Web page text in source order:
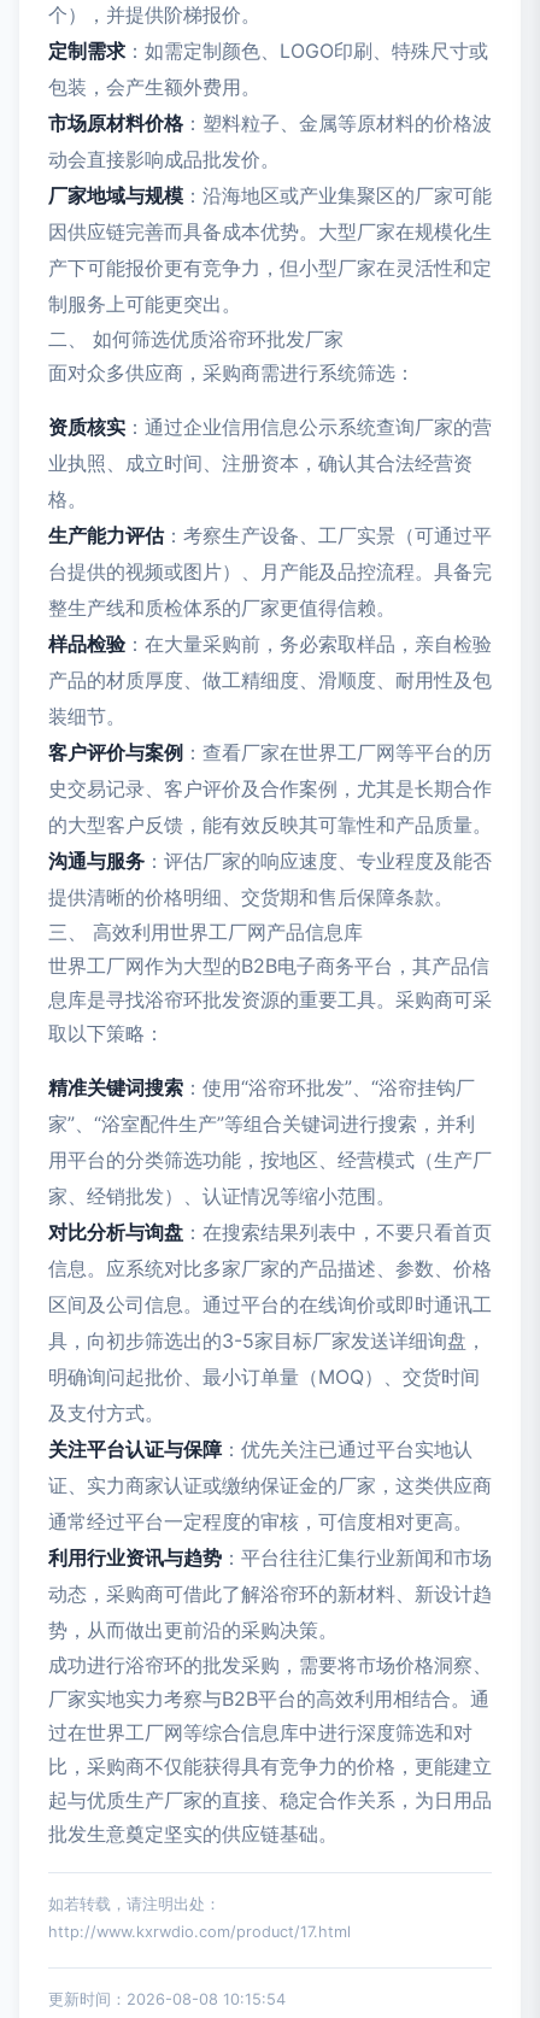
个），并提供阶梯报价。
定制需求 ：如需定制颜色、LOGO印刷、特殊尺寸或
包装，会产生额外费用。
市场原材料价格 ：塑料粒子、金属等原材料的价格波
动会直接影响成品批发价。
厂家地域与规模 ：沿海地区或产业集聚区的厂家可能
因供应链完善而具备成本优势。大型厂家在规模化生
产下可能报价更有竞争力，但小型厂家在灵活性和定
制服务上可能更突出。
二、 如何筛选优质浴帘环批发厂家
面对众多供应商，采购商需进行系统筛选：
资质核实 ：通过企业信用信息公示系统查询厂家的营
业执照、成立时间、注册资本，确认其合法经营资
格。
生产能力评估：考察生产设备、工厂实景（可通过平
台提供的视频或图片）、月产能及品控流程。具备完
整生产线和质检体系的厂家更值得信赖。
样品检验：在大量采购前，务必索取样品，亲自检验
产品的材质厚度、做工精细度、滑顺度、耐用性及包
装细节。
客户评价与案例 ：查看厂家在世界工厂网等平台的历
史交易记录、客户评价及合作案例，尤其是长期合作
的大型客户反馈，能有效反映其可靠性和产品质量。
沟通与服务 ：评估厂家的响应速度、专业程度及能否
提供清晰的价格明细、交货期和售后保障条款。
三、 高效利用世界工厂网产品信息库
世界工厂网作为大型的B2B电子商务平台，其产品信
息库是寻找浴帘环批发资源的重要工具。采购商可采
取以下策略：
精准关键词搜索 ：使用“浴帘环批发”、“浴帘挂钩厂
家”、“浴室配件生产”等组合关键词进行搜索，并利
用平台的分类筛选功能，按地区、经营模式（生产厂
家、经销批发）、认证情况等缩小范围。
对比分析与询盘 ：在搜索结果列表中，不要只看首页
信息。应系统对比多家厂家的产品描述、参数、价格
区间及公司信息。通过平台的在线询价或即时通讯工
具，向初步筛选出的3-5家目标厂家发送详细询盘，
明确询问起批价、最小订单量（MOQ）、交货时间
及支付方式。
关注平台认证与保障：优先关注已通过平台实地认
证、实力商家认证或缴纳保证金的厂家，这类供应商
通常经过平台一定程度的审核，可信度相对更高。
利用行业资讯与趋势 ：平台往往汇集行业新闻和市场
动态，采购商可借此了解浴帘环的新材料、新设计趋
势，从而做出更前沿的采购决策。
成功进行浴帘环的批发采购，需要将市场价格洞察、
厂家实地实力考察与B2B平台的高效利用相结合。通
过在世界工厂网等综合信息库中进行深度筛选和对
比，采购商不仅能获得具有竞争力的价格，更能建立
起与优质生产厂家的直接、稳定合作关系，为日用品
批发生意奠定坚实的供应链基础。
如若转载，请注明出处：
http://www.kxrwdio.com/product/17.html
更新时间：2026-08-08 10:15:54